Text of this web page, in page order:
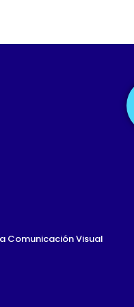
Comunicación Visual